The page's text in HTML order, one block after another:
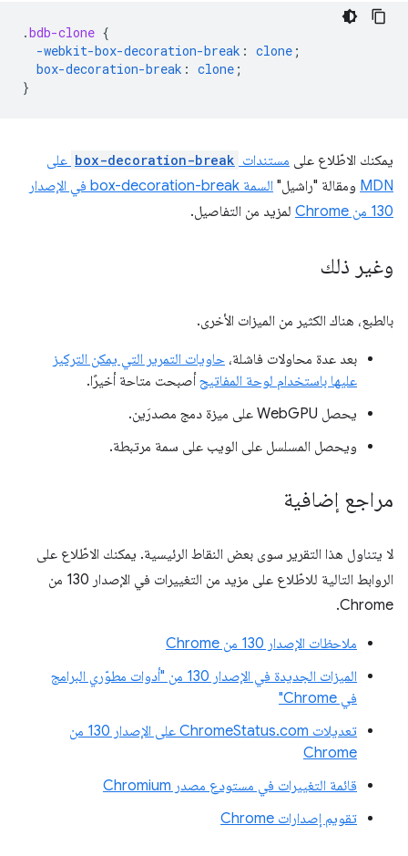
.bdb-clone {
-webkit-box-decoration-break : clone ;
box-decoration-break : clone ;
}
يمكنك الاطّلاع على مستندات box-decoration-break على
MDN ومقالة "راشيل"
السمة box-decoration-break في الإصدار
130 من Chrome
لمزيد من التفاصيل.
وغير ذلك
بالطبع، هناك الكثير من الميزات الأخرى.
بعد عدة محاولات فاشلة، حاويات التمرير التي يمكن التركيز
عليها باستخدام لوحة المفاتيحأصبحت متاحة أخيرًا.
يحصل WebGPU على ميزة دمج مصدرَين.
ويحصل المسلسل على الويب على سمة مرتبطة.
مراجع إضافية
لا يتناول هذا التقرير سوى بعض النقاط الرئيسية. يمكنك الاطّلاع على
الروابط التالية للاطّلاع على مزيد من التغييرات في الإصدار 130 من
Chrome.
ملاحظات الإصدار 130 من Chrome
الميزات الجديدة في الإصدار 130 من "أدوات مطوّري البرامج
في Chrome"
تعديلات ChromeStatus.com على الإصدار 130 من
Chrome
قائمة التغييرات في مستودع مصدر Chromium
تقويم إصدارات Chrome